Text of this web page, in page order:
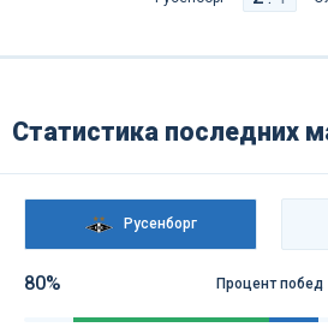
Статистика последних
Русенборг
80% Процент побед